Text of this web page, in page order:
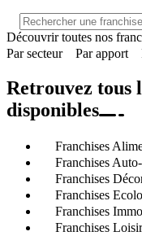
Découvrir toutes nos
Par secteur
Par apport
Retrouvez tous
disponibles
Franchises
Franchises
Franchises
Franchises
Franchises
Franchises